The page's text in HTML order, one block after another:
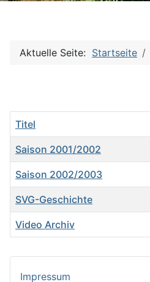
Aktuelle Seite: Startseite
Titel
Saison 2001/2002
Saison 2002/2003
SVG-Geschichte
Video Archiv
Impressum